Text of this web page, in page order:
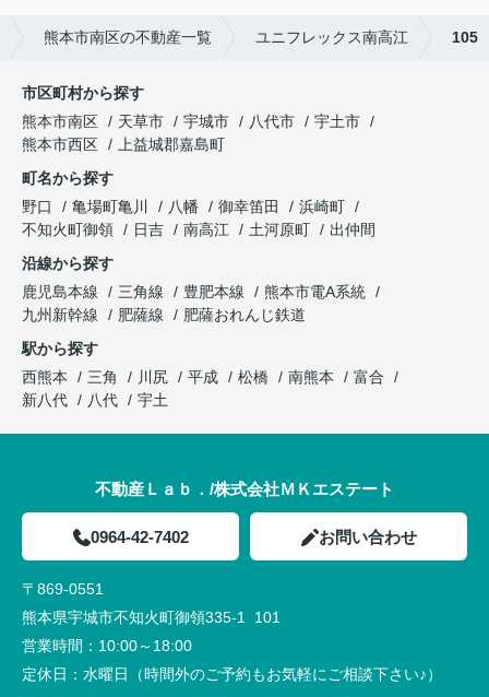
熊本市南区の不動産一覧 ユニフレックス南高江 105
市区町村から探す
熊本市南区
天草市 宇城市 八代市
宇土市
熊本市西区
上益城郡嘉島町
町名から探す
野口
亀場町亀川 八幡 御幸笛田
浜崎町
不知火町御領
日吉 南高江 土河原町
出仲間
沿線から探す
鹿児島本線
三角線 豊肥本線
熊本市電A系統
九州新幹線
肥薩線
肥薩おれんじ鉄道
駅から探す
西熊本
三角 川尻 平成 松橋 南熊本
富合
新八代
八代 宇土
不動産Ｌａｂ．/株式会社ＭＫエステート
0964-42-7402 お問い合わせ
〒869-0551
熊本県宇城市不知火町御領335-1 101
営業時間： 10:00～18:00
定休日： 水曜日（時間外のご予約もお気軽にご相談下さい♪）